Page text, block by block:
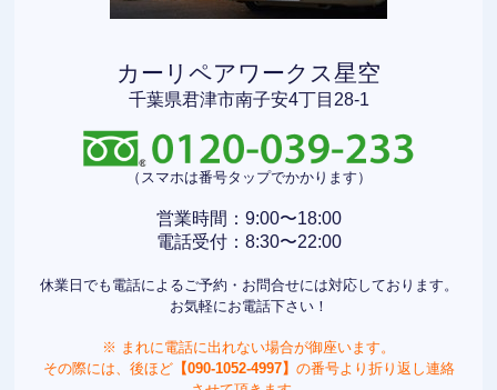
カーリペアワークス星空
千葉県君津市南子安4丁目28-1
（スマホは番号タップでかかります）
営業時間：9:00〜18:00
電話受付：8:30〜22:00
休業日でも電話によるご予約・お問合せには対応しております。
お気軽にお電話下さい！
※ まれに電話に出れない場合が御座います。
その際には、後ほど【090-1052-4997】 の番号より折り返し連絡